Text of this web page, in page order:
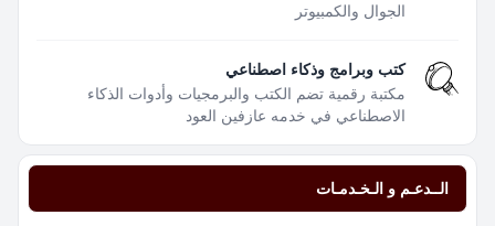
الجوال والكمبيوتر
كتب وبرامج وذكاء اصطناعي
مكتبة رقمية تضم الكتب والبرمجيات وأدوات الذكاء
الاصطناعي في خدمه عازفين العود
الــدعـم و الـخـدمـات